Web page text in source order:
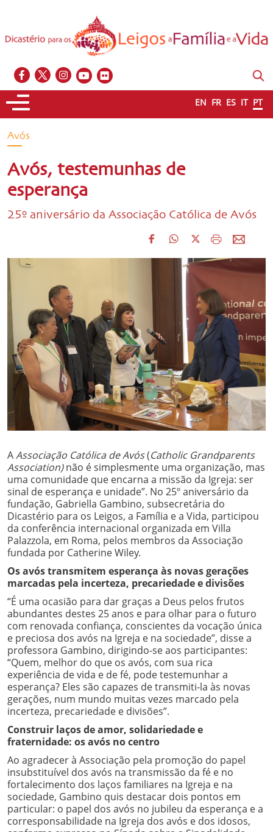
EN FR ES IT PT
Avós
Avós, testemunhas de
esperança
25º aniversário da Associação Católica de Avós
AAssociação Católica de Avós(Catholic Grandparents
Association)não é simplesmente uma organização, mas
uma comunidade que encarna a missão da Igreja: ser
sinal de esperança e unidade”. No 25º aniversário da
fundação, Gabriella Gambino, subsecretária do
Dicastério para os Leigos, a Família e a Vida, participou
da conferência internacional organizada em Villa
Palazzola, em Roma, pelos membros da Associação
fundada por Catherine Wiley.
Os avós transmitem esperança às novas gerações
marcadas pela incerteza, precariedade e divisões
“É uma ocasião para dar graças a Deus pelos frutos
abundantes destes 25 anos e para olhar para o futuro
com renovada confiança, conscientes da vocação única
e preciosa dos avós na Igreja e na sociedade”, disse a
professora Gambino, dirigindo-se aos participantes:
“Quem, melhor do que os avós, com sua rica
experiência de vida e de fé, pode testemunhar a
esperança? Eles são capazes de transmiti-la às novas
gerações, num mundo muitas vezes marcado pela
incerteza, precariedade e divisões”.
Construir laços de amor, solidariedade e
fraternidade: os avós no centro
Ao agradecer à Associação pela promoção do papel
insubstituível dos avós na transmissão da fé e no
fortalecimento dos laços familiares na Igreja e na
sociedade, Gambino quis destacar dois pontos em
particular: o papel dos avós no jubileu da esperança e a
corresponsabilidade na Igreja dos avós e dos idosos,